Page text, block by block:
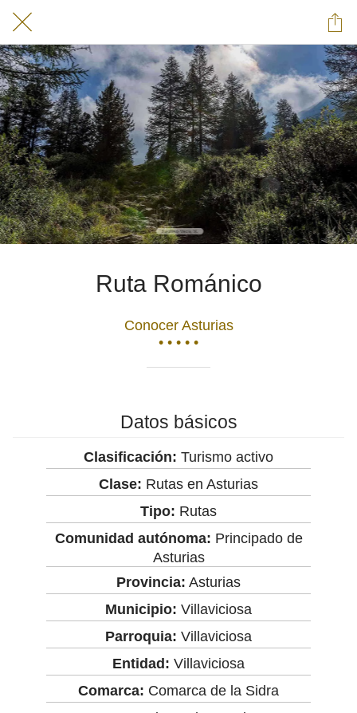
Ruta Románico
Conocer Asturias
• • • • •
Datos básicos
Clasificación: Turismo activo
Clase: Rutas en Asturias
Tipo: Rutas
Comunidad autónoma: Principado de
Asturias
Provincia: Asturias
Municipio: Villaviciosa
Parroquia: Villaviciosa
Entidad: Villaviciosa
Comarca: Comarca de la Sidra